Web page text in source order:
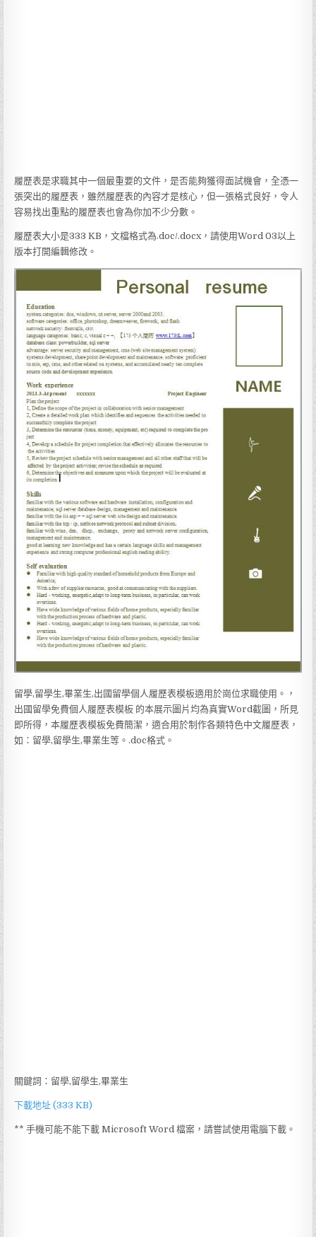
履歷表是求職其中一個最重要的文件，是否能夠獲得面試機會，全憑一
張突出的履歷表，雖然履歷表的內容才是核心，但一張格式良好，令人
容易找出重點的履歷表也會為你加不少分數。
履歷表大小是333 KB，文檔格式為.doc/.docx，請使用Word 03以上
版本打開編輯修改。
留學,留學生,畢業生,出國留學個人履歷表模板適用於崗位求職使用。，
出國留學免費個人履歷表模板 的本展示圖片均為真實Word截圖，所見
即所得，本履歷表模板免費簡潔，適合用於制作各類特色中文履歷表，
如：留學,留學生,畢業生等。.doc格式。
關鍵詞：留學,留學生,畢業生
下載地址 (333 KB)
** 手機可能不能下載 Microsoft Word 檔案，請嘗試使用電腦下載。